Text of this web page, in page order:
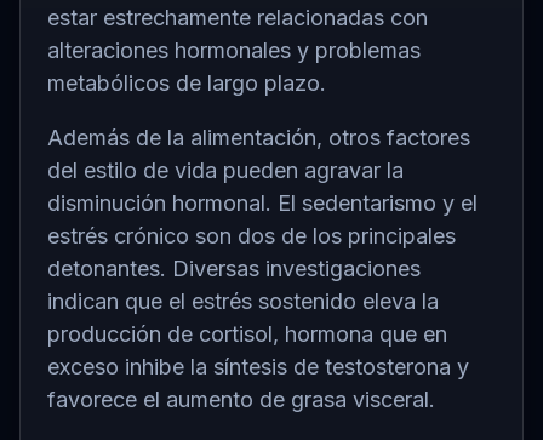
estar estrechamente relacionadas con
alteraciones hormonales y problemas
metabólicos de largo plazo.
Además de la alimentación, otros factores
del estilo de vida pueden agravar la
disminución hormonal. El sedentarismo y el
estrés crónico son dos de los principales
detonantes. Diversas investigaciones
indican que el estrés sostenido eleva la
producción de cortisol, hormona que en
exceso inhibe la síntesis de testosterona y
favorece el aumento de grasa visceral.